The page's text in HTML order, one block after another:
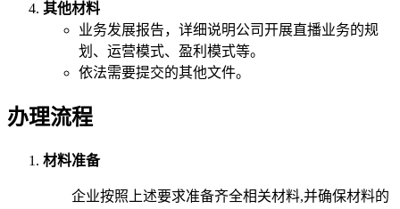
其他材料
业务发展报告，详细说明公司开展直播业务的规
划、运营模式、盈利模式等。
依法需要提交的其他文件。
办理流程
材料准备
企业按照上述要求准备齐全相关材料,并确保材料的